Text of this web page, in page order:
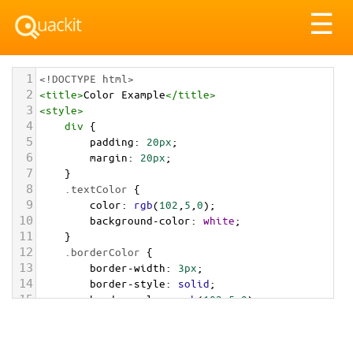
☰
1 <!DOCTYPE html>
2 <title>Color Example</title>
3 <style>
4 div {
5 padding: 20px;
6 margin: 20px;
7 }
8 .textColor {
9 color: rgb(102 5 0);
10 background-color: white;
11 }
12 .borderColor {
13 border-width: 3px;
14 border-style: solid;
15 border-color: rgb(102,5,0);